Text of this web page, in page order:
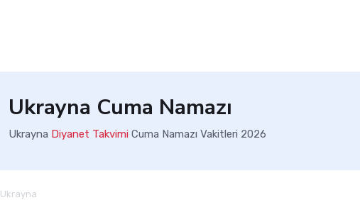
Ukrayna Cuma Namazı
Ukrayna Diyanet Takvimi Cuma Namazı Vakitleri 2026
Ukrayna